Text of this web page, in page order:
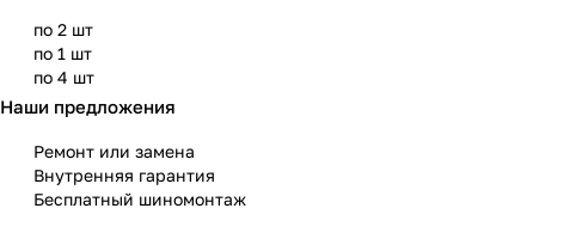
по 2 шт
по 1 шт
по 4 шт
Наши предложения
Ремонт или замена
Внутренняя гарантия
Бесплатный шиномонтаж